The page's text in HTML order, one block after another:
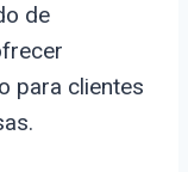
de
para clientes